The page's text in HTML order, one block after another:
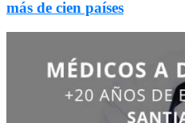
más de cien países